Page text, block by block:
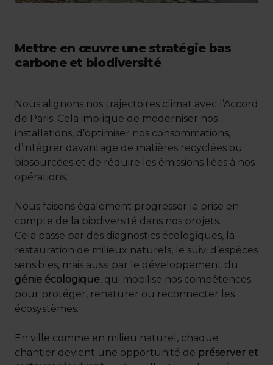
Mettre en œuvre une stratégie bas
carbone et biodiversité
Nous alignons nos trajectoires climat avec l’Accord
de Paris. Cela implique de moderniser nos
installations, d’optimiser nos consommations,
d’intégrer davantage de matières recyclées ou
biosourcées et de réduire les émissions liées à nos
opérations.
Nous faisons également progresser la prise en
compte de la biodiversité dans nos projets.
Cela passe par des diagnostics écologiques, la
restauration de milieux naturels, le suivi d’espèces
sensibles, mais aussi par le développement du
génie écologique, qui mobilise nos compétences
pour protéger, renaturer ou reconnecter les
écosystèmes.
En ville comme en milieu naturel, chaque
chantier devient une opportunité de préserver et